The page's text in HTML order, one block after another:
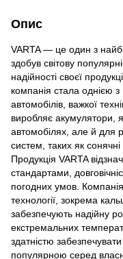
Опис
VARTA — це один з
здобув світову
надійності своєї
компанія стала однією
автомобілів, важкої
виробляє акумулятори,
автомобілях, але й для
систем, таких як
Продукція VARTA
стандартами,
погодних умов.
технології, зокрема
забезпечують надійну
екстремальних
здатністю
популярною серед